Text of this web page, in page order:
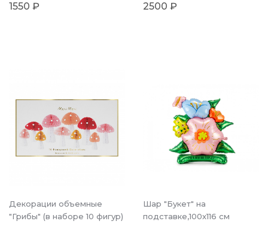
1550 ₽ 2500 ₽
Декорации объемные
"Грибы" (в наборе 10 фигур)
Шар "Букет" на
подставке,100x116 см